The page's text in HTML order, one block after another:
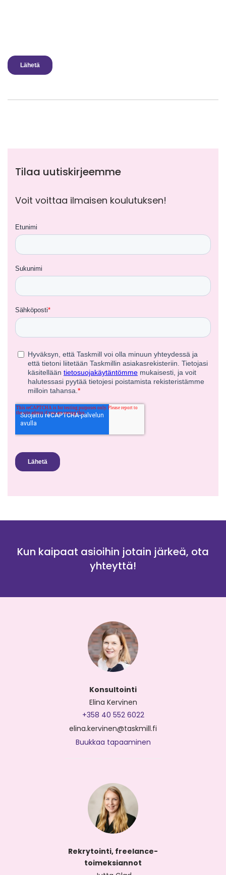
Tilaa uutiskirjeemme
Voit voittaa ilmaisen koulutuksen!
Kun kaipaat asioihin jotain järkeä, ota
yhteyttä!
Konsultointi
Elina Kervinen
+358 40 552 6022
elina.kervinen@taskmill.fi
Buukkaa tapaaminen
Rekrytointi, freelance-
toimeksiannot